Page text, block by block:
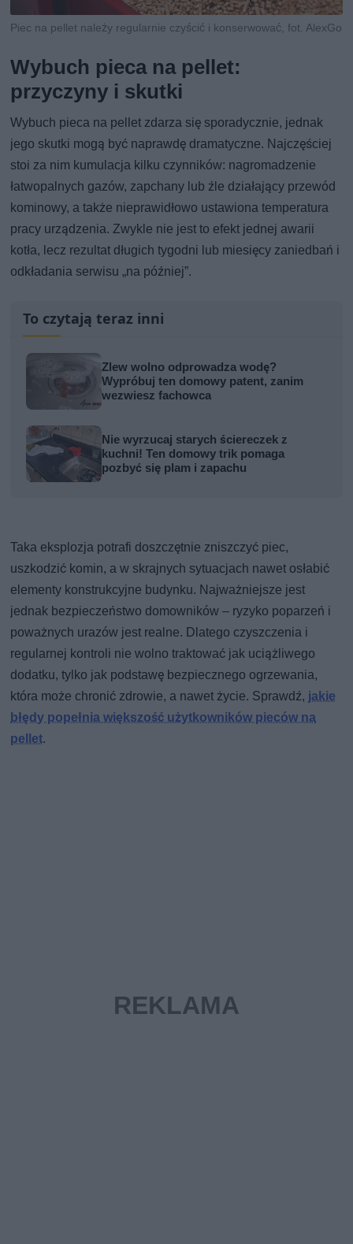
Piec na pellet należy regularnie czyścić i konserwować, fot. AlexGo
Wybuch pieca na pellet:
przyczyny i skutki
Wybuch pieca na pellet zdarza się sporadycznie, jednak
jego skutki mogą być naprawdę dramatyczne. Najczęściej
stoi za nim kumulacja kilku czynników: nagromadzenie
łatwopalnych gazów, zapchany lub źle działający przewód
kominowy, a także nieprawidłowo ustawiona temperatura
pracy urządzenia. Zwykle nie jest to efekt jednej awarii
kotła, lecz rezultat długich tygodni lub miesięcy zaniedbań i
odkładania serwisu „na później”.
To czytają teraz inni
Zlew wolno odprowadza wodę?
Wypróbuj ten domowy patent, zanim
wezwiesz fachowca
Nie wyrzucaj starych ściereczek z
kuchni! Ten domowy trik pomaga
pozbyć się plam i zapachu
Taka eksplozja potrafi doszczętnie zniszczyć piec,
uszkodzić komin, a w skrajnych sytuacjach nawet osłabić
elementy konstrukcyjne budynku. Najważniejsze jest
jednak bezpieczeństwo domowników – ryzyko poparzeń i
poważnych urazów jest realne. Dlatego czyszczenia i
regularnej kontroli nie wolno traktować jak uciążliwego
dodatku, tylko jak podstawę bezpiecznego ogrzewania,
która może chronić zdrowie, a nawet życie. Sprawdź, jakie
błędy popełnia większość użytkowników pieców na
pellet.